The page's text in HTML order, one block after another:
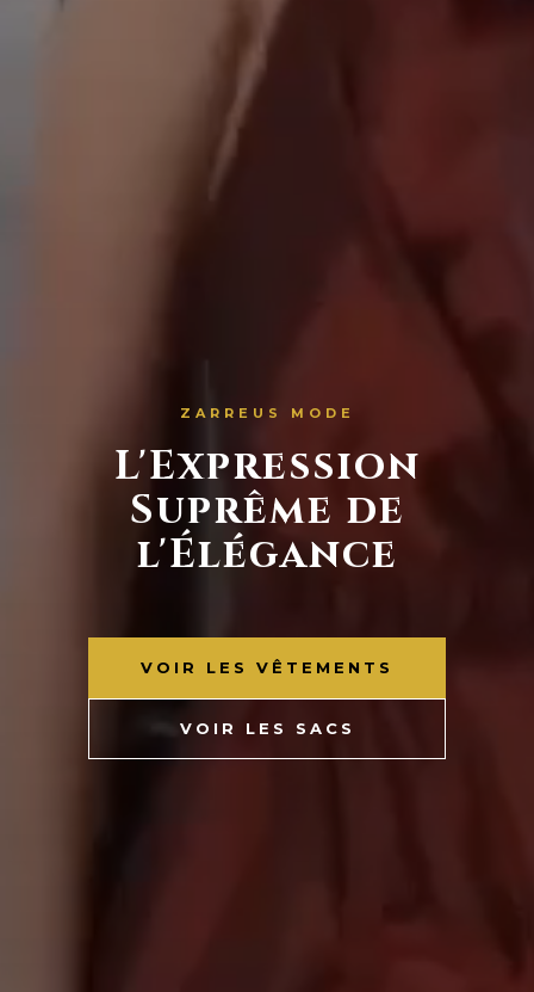
ZARREUS MODE
L'Expression
Suprême de
l'Élégance
VOIR LES VÊTEMENTS
VOIR LES SACS